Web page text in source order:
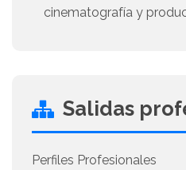
cinematografía y
Salidas
Perfiles Profesionales